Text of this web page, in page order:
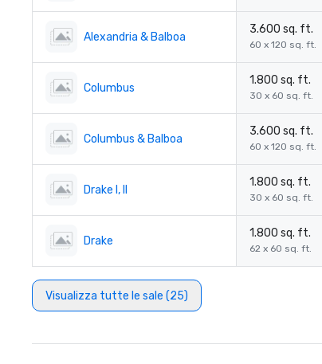
Alexandria & Balboa
3.600 sq. ft.
60 x 120 sq. ft.
Columbus
1.800 sq. ft.
30 x 60 sq. ft.
Columbus & Balboa
3.600 sq. ft.
60 x 120 sq. ft.
Drake I, II
1.800 sq. ft.
30 x 60 sq. ft.
Drake
1.800 sq. ft.
62 x 60 sq. ft.
Visualizza tutte le sale (25)